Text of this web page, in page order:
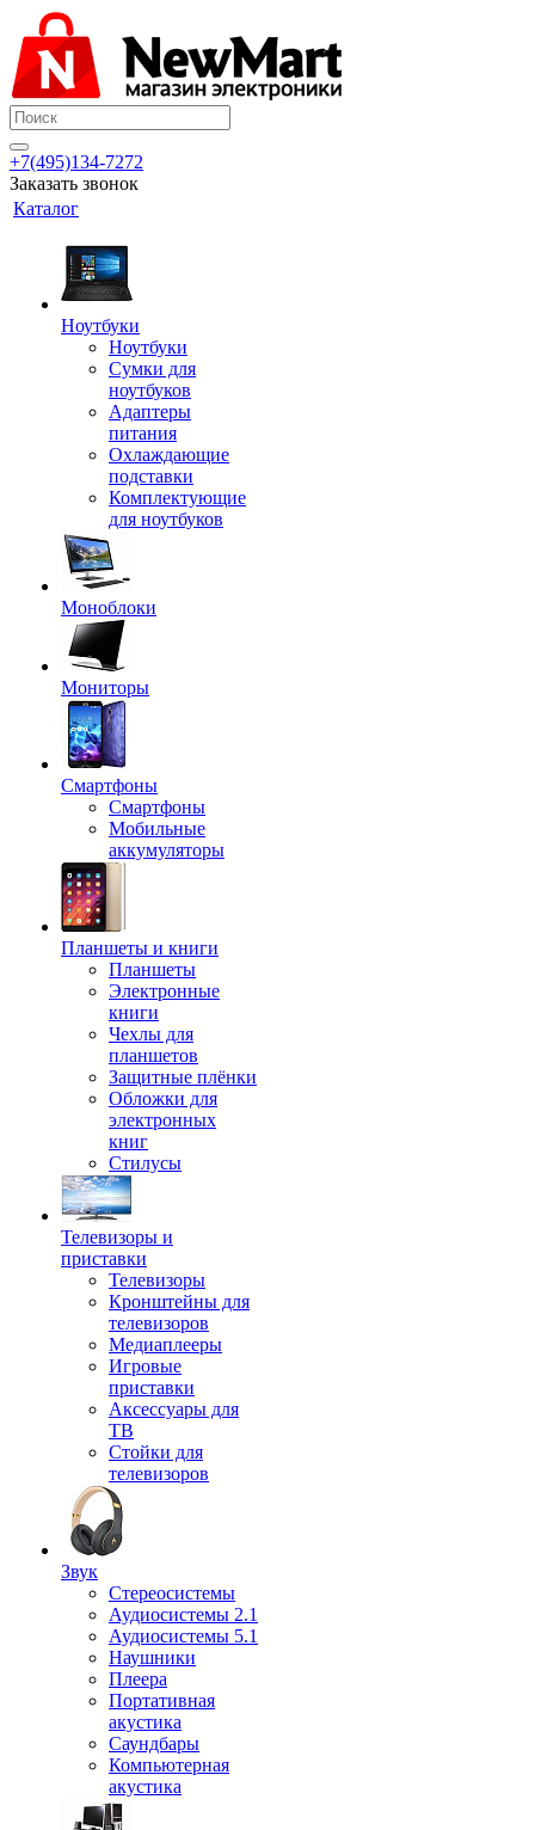
+7(495)134-7272
Заказать звонок
Каталог
Ноутбуки
Ноутбуки
Сумки для
ноутбуков
Адаптеры
питания
Охлаждающие
подставки
Комплектующие
для ноутбуков
Моноблоки
Мониторы
Смартфоны
Смартфоны
Мобильные
аккумуляторы
Планшеты и книги
Планшеты
Электронные
книги
Чехлы для
планшетов
Защитные плёнки
Обложки для
электронных
книг
Стилусы
Телевизоры и
приставки
Телевизоры
Кронштейны для
телевизоров
Медиаплееры
Игровые
приставки
Аксессуары для
ТВ
Стойки для
телевизоров
Звук
Стереосистемы
Аудиосистемы 2.1
Аудиосистемы 5.1
Наушники
Плеера
Портативная
акустика
Саундбары
Компьютерная
акустика